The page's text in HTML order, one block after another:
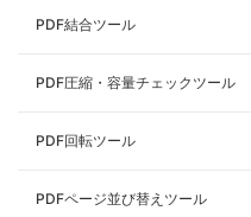
PDF結合ツール
PDF圧縮・容量チェックツール
PDF回転ツール
PDFページ並び替えツール